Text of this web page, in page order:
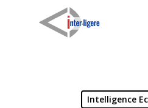
Intelligence